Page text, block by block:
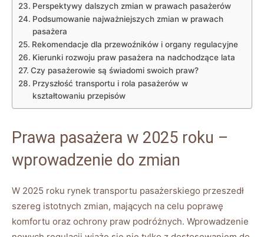
Perspektywy ⁢dalszych zmian​ w ‌prawach ⁢pasażerów
Podsumowanie‍ najważniejszych zmian ⁢w prawach
pasażera
Rekomendacje dla przewoźników i organy regulacyjne
Kierunki ⁣rozwoju praw⁣ pasażera na nadchodzące lata
Czy ⁤pasażerowie⁤ są świadomi swoich praw?
Przyszłość transportu i rola pasażerów ‍w
kształtowaniu⁢ przepisów
Prawa pasażera w​ 2025 roku –
‌wprowadzenie do zmian
W 2025 ⁤roku‌ rynek transportu pasażerskiego przeszedł
szereg istotnych zmian, mających na celu poprawę
komfortu oraz ochrony praw podróżnych. Wprowadzenie